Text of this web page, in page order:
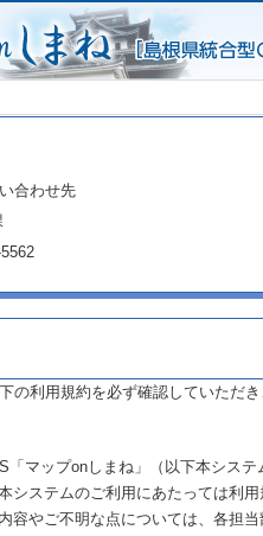
合わせ先
の利用規約を必ず確認していただき
「マップonしまね」（以下本シス
システムのご利用にあたっては利用
容やご不明な点については、各担